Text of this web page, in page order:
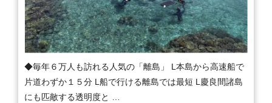
◆毎年６万人も訪れる人気の「離島」 L本島から高速船で
片道わずか１５分 L船で行ける離島では最短 L慶良間諸島
にも匹敵する透明度と …